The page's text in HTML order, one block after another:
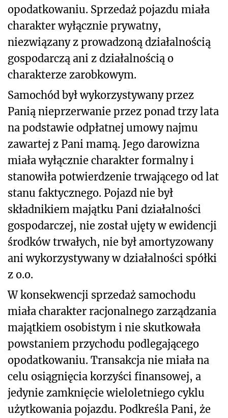
opodatkowaniu. Sprzedaż pojazdu miała
charakter wyłącznie prywatny,
niezwiązany z prowadzoną działalnością
gospodarczą ani z działalnością o
charakterze zarobkowym.
Samochód był wykorzystywany przez
Panią nieprzerwanie przez ponad trzy lata
na podstawie odpłatnej umowy najmu
zawartej z Pani mamą. Jego darowizna
miała wyłącznie charakter formalny i
stanowiła potwierdzenie trwającego od lat
stanu faktycznego. Pojazd nie był
składnikiem majątku Pani działalności
gospodarczej, nie został ujęty w ewidencji
środków trwałych, nie był amortyzowany
ani wykorzystywany w działalności spółki
z o.o.
W konsekwencji sprzedaż samochodu
miała charakter racjonalnego zarządzania
majątkiem osobistym i nie skutkowała
powstaniem przychodu podlegającego
opodatkowaniu. Transakcja nie miała na
celu osiągnięcia korzyści finansowej, a
jedynie zamknięcie wieloletniego cyklu
użytkowania pojazdu. Podkreśla Pani, że